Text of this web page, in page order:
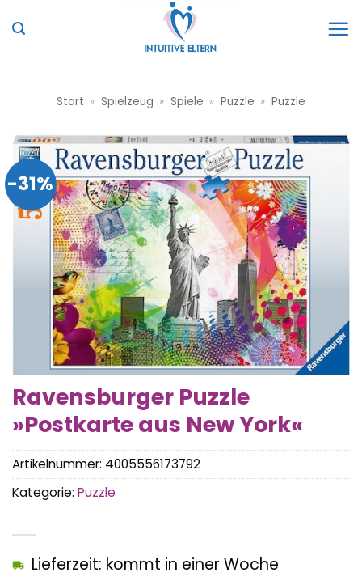
Inhalt
Start » Spielzeug » Spiele » Puzzle » Puzzle
-31%
Ravensburger Puzzle
»Postkarte aus New York«
Lieferzeit: kommt in einer Woche
Artikelnummer: 4005556173792
Kategorie: Puzzle